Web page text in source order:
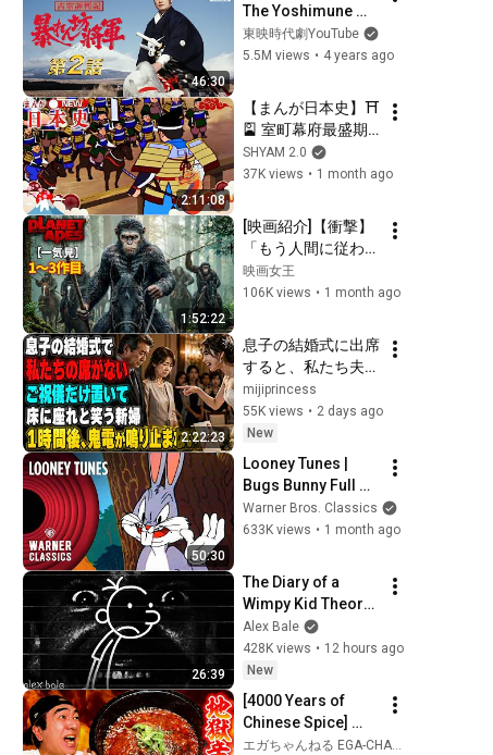
46:30
The Yoshimune
Cronicle:
Abarenbo Shogun
東映時代劇YouTube
5.5M views • 4 years ago
2:11:08
【まんが日本史】⛩️
🎴 室町幕府最盛期
－繁栄の裏に隠され
た危機－
SHYAM 2.0
37K views • 1 month ago
1:52:22
[映画紹介]【衝撃】
「もう人間に従わな
い…」知能を持った
猿たちの恐ろしすぎ
映画女王
106K views • 1 month ago
2:22:23
息子の結婚式に出席
すると、私たち夫婦
の席だけなかった。
新婦は笑って「ご祝
儀だけ置いたら床に
でも座ってください
w」夫は「帰ろ
う…」私も黙って式
始めた
mijiprincess
55K views • 2 days ago
New
50:30
Looney Tunes |
Bugs Bunny Full
Episode
Compilation |
Warner Bros. Classics
633K views • 1 month ago
26:39
The Diary of a
Wimpy Kid Theory
(Alex Bale)
Alex Bale
428K views • 12 hours ago
New
[4000 Years of
Chinese Spice]
Egashira Takes on
エガちゃんねる EGA-CHANNEL